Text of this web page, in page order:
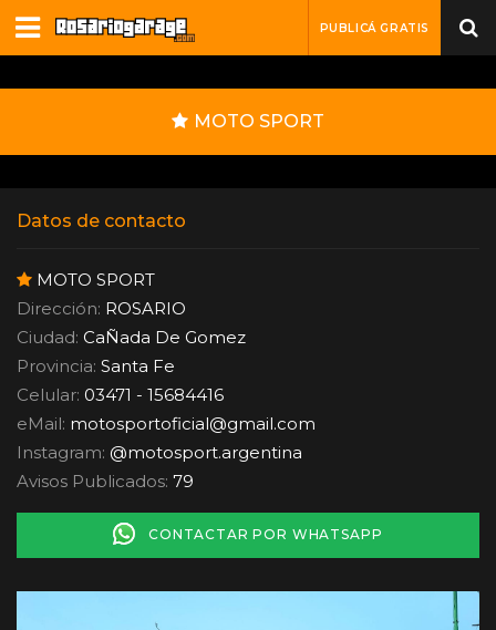
PUBLICÁ GRATIS
MOTO SPORT
Datos de contacto
MOTO SPORT
Dirección: ROSARIO
Ciudad: CaÑada De Gomez
Provincia: Santa Fe
Celular: 03471 - 15684416
eMail: motosportoficial@gmail.com
Instagram: @motosport.argentina
Avisos Publicados: 79
CONTACTAR POR WHATSAPP